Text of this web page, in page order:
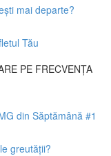
mai departe?
Tău
PE FRECVENȚA
din Săptămână #1
greutății?